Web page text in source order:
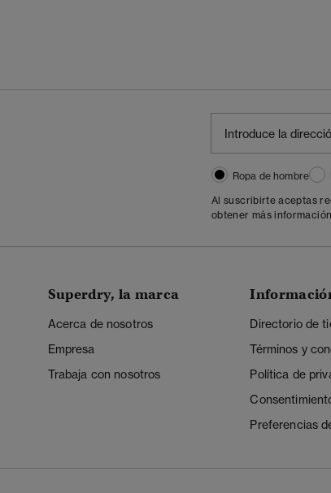
Ropa de hombre
Al suscribirte aceptas
obtener más
Superdry, la marca
Acerca de nosotros
Empresa
Trabaja con nosotros
Directorio de
Términos y
Política de
Preferencias